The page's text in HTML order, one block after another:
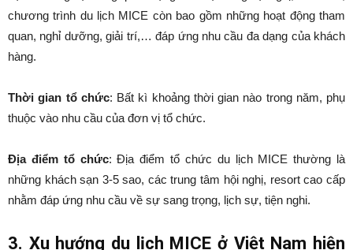
chương trình du lịch MICE còn bao gồm những hoạt động tham
quan, nghỉ dưỡng, giải trí,… đáp ứng nhu cầu đa dạng của khách
hàng.
Thời gian tổ chức: Bất kì khoảng thời gian nào trong năm, phụ
thuộc vào nhu cầu của đơn vị tổ chức.
Địa điểm tổ chức: Địa điểm tổ chức du lịch MICE thường là
những khách sạn 3-5 sao, các trung tâm hội nghị, resort cao cấp
nhằm đáp ứng nhu cầu về sự sang trọng, lịch sự, tiện nghi.
3. Xu hướng du lịch MICE ở Việt Nam hiện